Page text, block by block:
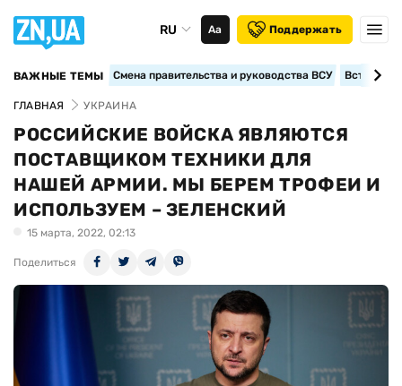
RU Аа Поддержать
ВАЖНЫЕ ТЕМЫ Смена правительства и руководства ВСУ
ГЛАВНАЯ УКРАИНА
РОССИЙСКИЕ ВОЙСКА ЯВЛЯЮТСЯ
ПОСТАВЩИКОМ ТЕХНИКИ ДЛЯ
НАШЕЙ АРМИИ. МЫ БЕРЕМ ТРОФЕИ И
ИСПОЛЬЗУЕМ – ЗЕЛЕНСКИЙ
15 марта, 2022, 02:13
Поделиться